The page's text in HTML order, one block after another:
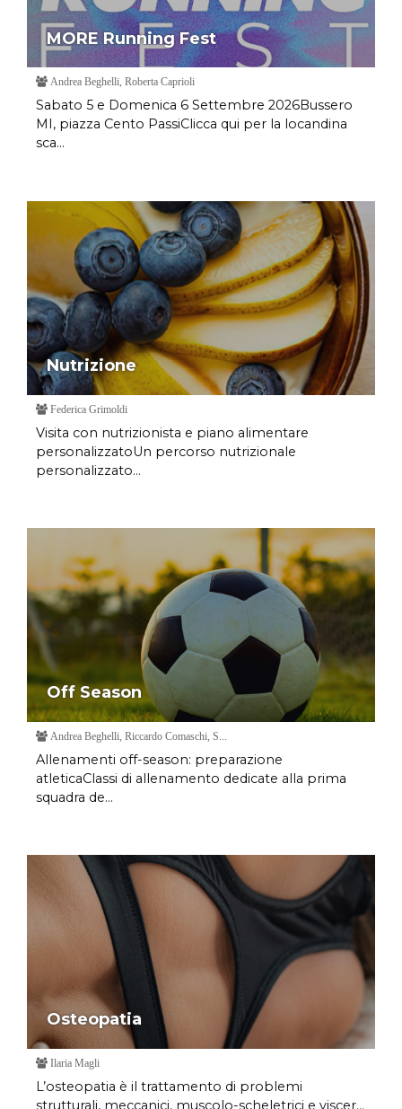
MORE Running Fest
Andrea Beghelli, Roberta Caprioli
Sabato 5 e Domenica 6 Settembre 2026Bussero
MI, piazza Cento PassiClicca qui per la locandina
sca...
Nutrizione
Federica Grimoldi
Visita con nutrizionista e piano alimentare
personalizzatoUn percorso nutrizionale
personalizzato...
Off Season
Andrea Beghelli, Riccardo Comaschi, S...
Allenamenti off-season: preparazione
atleticaClassi di allenamento dedicate alla prima
squadra de...
Osteopatia
Ilaria Magli
L’osteopatia è il trattamento di problemi
strutturali, meccanici, muscolo-scheletrici e viscer...